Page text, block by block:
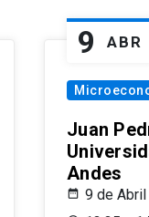
9 ABR
Juan
Andes
9 de